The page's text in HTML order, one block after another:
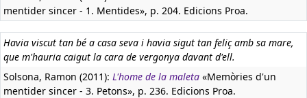
mentider sincer - 1. Mentides», p. 204. Edicions Proa.
Havia viscut tan bé a casa seva i havia sigut tan feliç amb sa mare,
que m'hauria caigut la cara de vergonya davant d'ell.
Solsona, Ramon (2011): L'home de la maleta «Memòries d'un
mentider sincer - 3. Petons», p. 236. Edicions Proa.